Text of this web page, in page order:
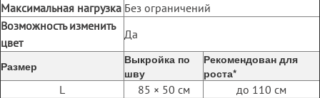
Максимальная нагрузка Без ограничений
Возможность изменить
цвет
Да
Размер
Выкройка по
шву
Рекомендован для
роста*
L
85 × 50 см
до 110 см